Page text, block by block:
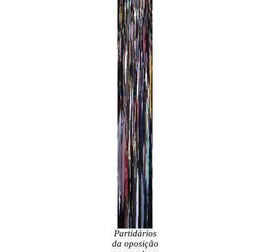
Partidários
da oposição